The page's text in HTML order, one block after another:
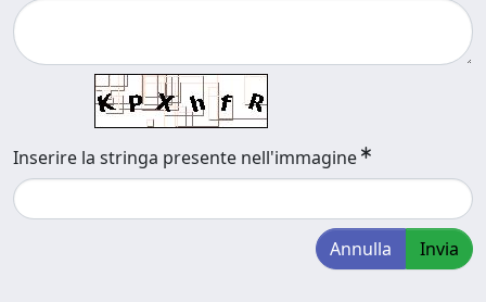
Inserire la stringa presente nell'immagine
Annulla Invia